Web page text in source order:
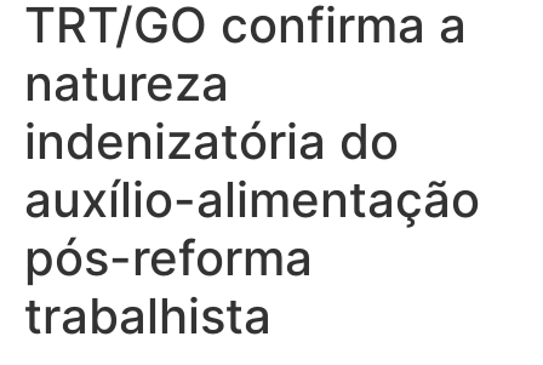
TRT/GO confirma a
natureza
indenizatória do
auxílio-alimentação
pós-reforma
trabalhista